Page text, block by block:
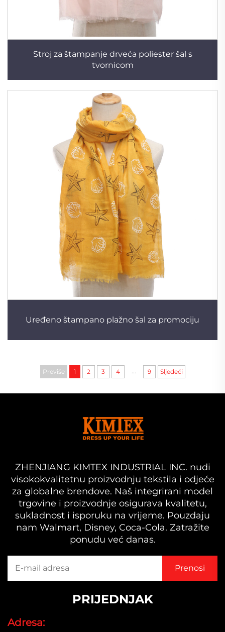
Stroj za štampanje drveća poliester šal s
tvornicom
Uređeno štampano plažno šal za promociju
Previše 1 2 3 4 ... 9 Sljedeći
ZHENJIANG KIMTEX INDUSTRIAL INC. nudi
visokokvalitetnu proizvodnju tekstila i odjeće
za globalne brendove. Naš integrirani model
trgovine i proizvodnje osigurava kvalitetu,
sukladnost i isporuku na vrijeme. Pouzdaju
nam Walmart, Disney, Coca-Cola. Zatražite
ponudu već danas.
PRIJEDNJAK
Adresa: